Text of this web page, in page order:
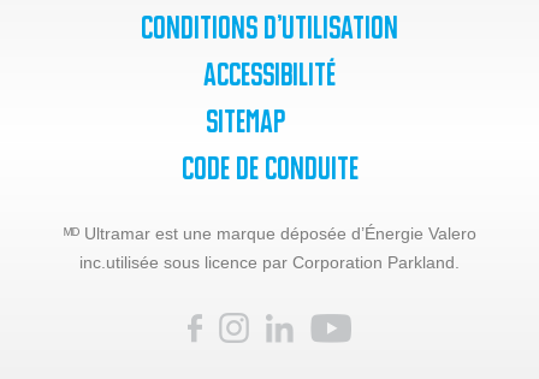
Conditions d’utilisation
Accessibilité
SiteMap
Code de Conduite
ᴹᴰ Ultramar est une marque déposée d’Énergie Valero
inc. utilisée sous licence par Corporation Parkland.